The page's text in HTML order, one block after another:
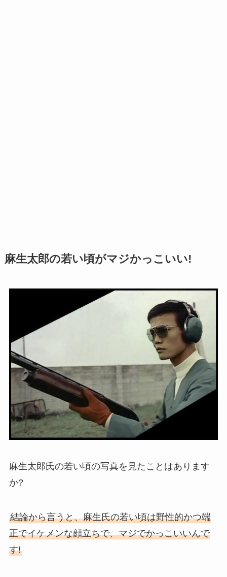
麻生太郎の若い頃がマジかっこいい!
麻生太郎氏の若い頃の写真を見たことはあります
か?
結論から言うと、麻生氏の若い頃は野性的かつ端
正でイケメンな顔立ちで、マジでかっこいいんで
す!